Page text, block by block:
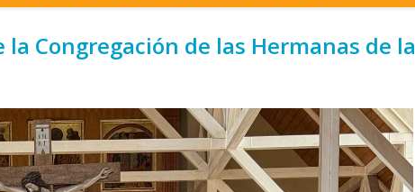
Congregación de las Hermanas de la